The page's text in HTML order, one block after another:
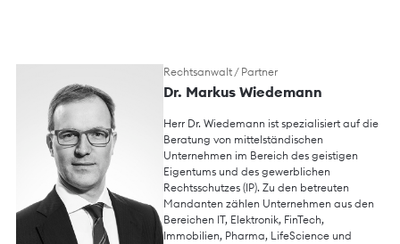
Rechtsanwalt / Partner
Dr. Markus Wiedemann
Herr Dr. Wiedemann ist spezialisiert auf die
Beratung von mittelständischen
Unternehmen im Bereich des geistigen
Eigentums und des gewerblichen
Rechtsschutzes (IP). Zu den betreuten
Mandanten zählen Unternehmen aus den
Bereichen IT, Elektronik, FinTech,
Immobilien, Pharma, LifeScience und